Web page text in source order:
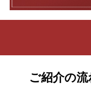
ご紹介の流